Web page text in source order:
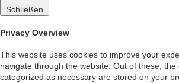
Schließen
Privacy Overview
This website uses cookies to improve your
navigate through the website. Out of these,
categorized as necessary are stored on your